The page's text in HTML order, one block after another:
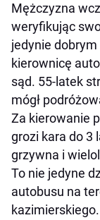
Mężczyzna
weryfikując
jedynie
kierownicę
sąd. 55-latek
mógł
Za kierowanie
grozi kara do 3
grzywna i
To nie jedyne
autobusu na